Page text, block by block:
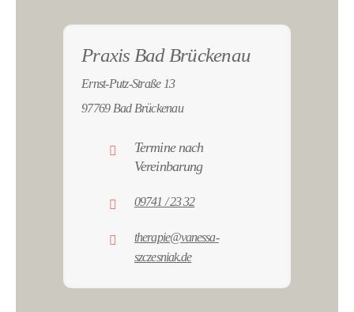
Praxis Bad Brückenau
Ernst-Putz-Straße 13
97769 Bad Brückenau
Termine nach
Vereinbarung
09741 / 23 32
therapie@vanessa-
szczesniak.de